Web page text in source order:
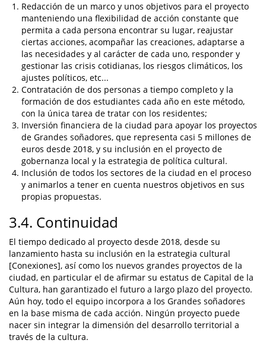
Redacción de un marco y unos objetivos para el proyecto
manteniendo una flexibilidad de acción constante que
permita a cada persona encontrar su lugar, reajustar
ciertas acciones, acompañar las creaciones, adaptarse a
las necesidades y al carácter de cada uno, responder y
gestionar las crisis cotidianas, los riesgos climáticos, los
ajustes políticos, etc...
Contratación de dos personas a tiempo completo y la
formación de dos estudiantes cada año en este método,
con la única tarea de tratar con los residentes;
Inversión financiera de la ciudad para apoyar los proyectos
de Grandes soñadores, que representa casi 5 millones de
euros desde 2018, y su inclusión en el proyecto de
gobernanza local y la estrategia de política cultural.
Inclusión de todos los sectores de la ciudad en el proceso
y animarlos a tener en cuenta nuestros objetivos en sus
propias propuestas.
3.4. Continuidad
El tiempo dedicado al proyecto desde 2018, desde su
lanzamiento hasta su inclusión en la estrategia cultural
[Conexiones], así como los nuevos grandes proyectos de la
ciudad, en particular el de afirmar su estatus de Capital de la
Cultura, han garantizado el futuro a largo plazo del proyecto.
Aún hoy, todo el equipo incorpora a los Grandes soñadores
en la base misma de cada acción. Ningún proyecto puede
nacer sin integrar la dimensión del desarrollo territorial a
través de la cultura.